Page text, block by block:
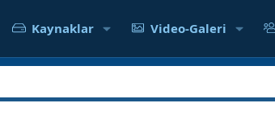
Kaynaklar Video-Galeri